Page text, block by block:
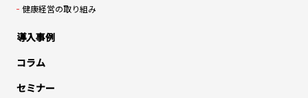
健康経営の取り組み
導入事例
コラム
セミナー